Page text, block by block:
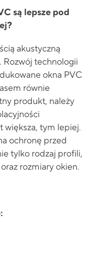
są lepsze pod
akustyczną
Rozwój technologii
okna PVC
równie
produkt, należy
większa, tym lepiej.
ochronę przed
tylko rodzaj profili,
rozmiary okien.